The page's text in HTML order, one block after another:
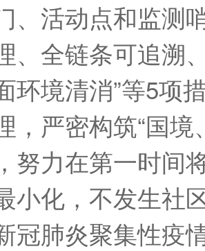
、活动点和监测
、全链条可追溯
环境清消”等5项
，严密构筑“国
努力在第一时间
小化，不发生社
冠肺炎聚集性疫